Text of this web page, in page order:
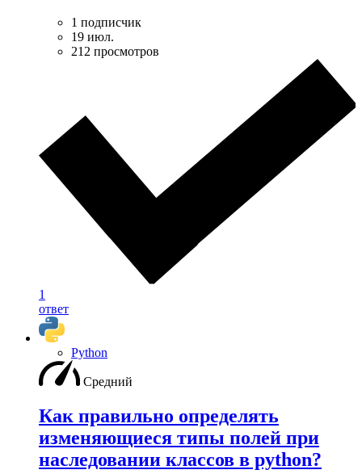
1 подписчик
19 июл.
212 просмотров
1
ответ
Python
Средний
Как правильно определять
изменяющиеся типы полей при
наследовании классов в python?